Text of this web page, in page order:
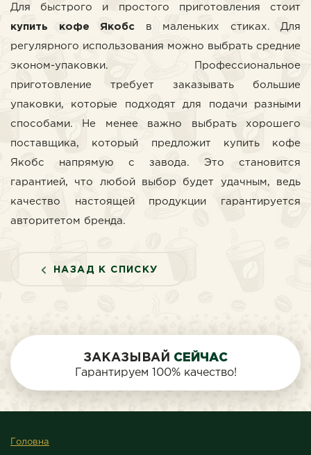
Для быстрого и простого приготовления стоит
купить кофе Якобс в маленьких стиках. Для
регулярного использования можно выбрать средние
эконом-упаковки. Профессиональное
приготовление требует заказывать большие
упаковки, которые подходят для подачи разными
способами. Не менее важно выбрать хорошего
поставщика, который предложит купить кофе
Якобс напрямую с завода. Это становится
гарантией, что любой выбор будет удачным, ведь
качество настоящей продукции гарантируется
авторитетом бренда.
НАЗАД К СПИСКУ
ЗАКАЗЫВАЙ СЕЙЧАС
Гарантируем 100% качество!
Головна